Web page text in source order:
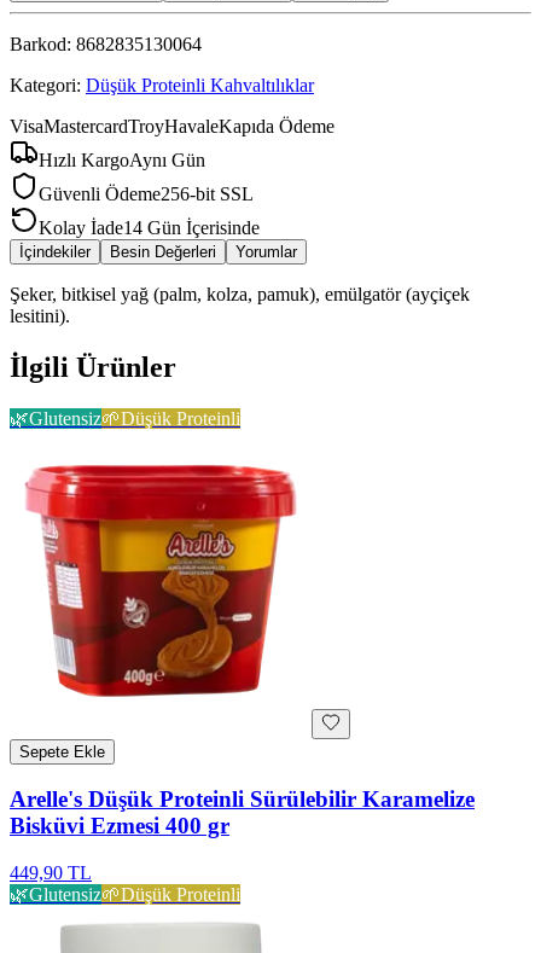
Barkod: 8682835130064
Kategori: Düşük Proteinli Kahvaltılıklar
VisaMastercardTroyHavaleKapıda Ödeme
Hızlı KargoAynı Gün
Güvenli Ödeme256-bit SSL
Kolay İade14 Gün İçerisinde
İçindekiler Besin Değerleri Yorumlar
Şeker, bitkisel yağ (palm, kolza, pamuk), emülgatör (ayçiçek
lesitini).
İlgili Ürünler
🌿Glutensiz🌱Düşük Proteinli
Sepete Ekle
Arelle's Düşük Proteinli Sürülebilir Karamelize
Bisküvi Ezmesi 400 gr
449,90 TL
🌿Glutensiz🌱Düşük Proteinli